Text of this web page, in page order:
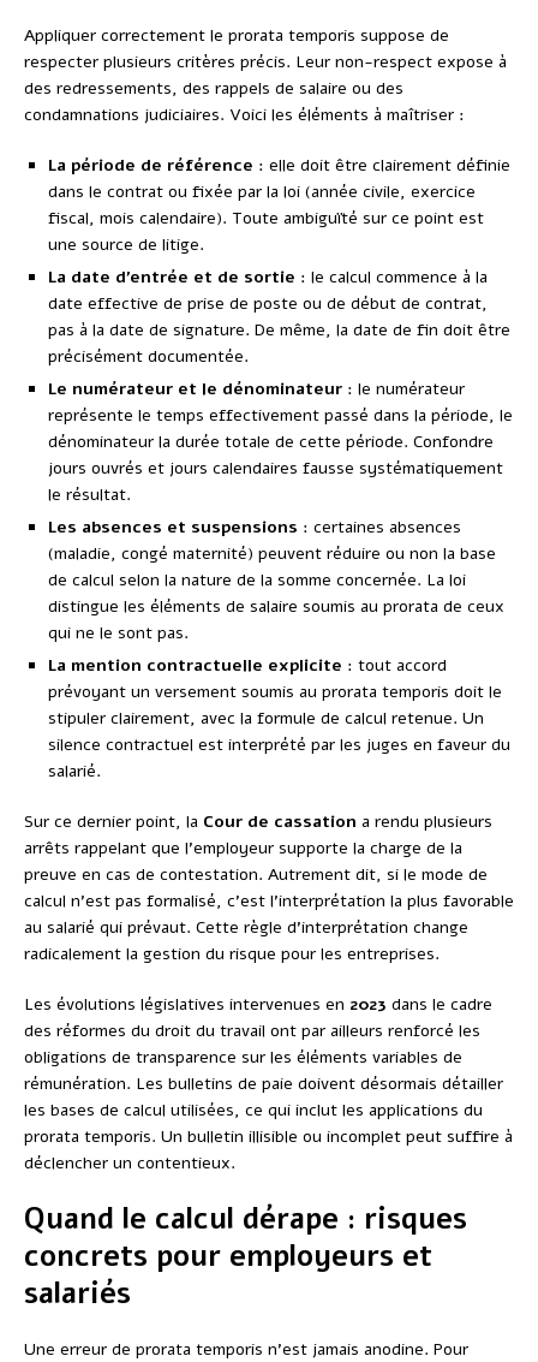
Appliquer correctement le prorata temporis suppose de
respecter plusieurs critères précis. Leur non-respect expose à
des redressements, des rappels de salaire ou des
condamnations judiciaires. Voici les éléments à maîtriser :
La période de référence : elle doit être clairement définie
dans le contrat ou fixée par la loi (année civile, exercice
fiscal, mois calendaire). Toute ambiguïté sur ce point est
une source de litige.
La date d’entrée et de sortie : le calcul commence à la
date effective de prise de poste ou de début de contrat,
pas à la date de signature. De même, la date de fin doit être
précisément documentée.
Le numérateur et le dénominateur : le numérateur
représente le temps effectivement passé dans la période, le
dénominateur la durée totale de cette période. Confondre
jours ouvrés et jours calendaires fausse systématiquement
le résultat.
Les absences et suspensions : certaines absences
(maladie, congé maternité) peuvent réduire ou non la base
de calcul selon la nature de la somme concernée. La loi
distingue les éléments de salaire soumis au prorata de ceux
qui ne le sont pas.
La mention contractuelle explicite : tout accord
prévoyant un versement soumis au prorata temporis doit le
stipuler clairement, avec la formule de calcul retenue. Un
silence contractuel est interprété par les juges en faveur du
salarié.
Sur ce dernier point, la Cour de cassation a rendu plusieurs
arrêts rappelant que l’employeur supporte la charge de la
preuve en cas de contestation. Autrement dit, si le mode de
calcul n’est pas formalisé, c’est l’interprétation la plus favorable
au salarié qui prévaut. Cette règle d’interprétation change
radicalement la gestion du risque pour les entreprises.
Les évolutions législatives intervenues en 2023 dans le cadre
des réformes du droit du travail ont par ailleurs renforcé les
obligations de transparence sur les éléments variables de
rémunération. Les bulletins de paie doivent désormais détailler
les bases de calcul utilisées, ce qui inclut les applications du
prorata temporis. Un bulletin illisible ou incomplet peut suffire à
déclencher un contentieux.
Quand le calcul dérape : risques
concrets pour employeurs et
salariés
Une erreur de prorata temporis n’est jamais anodine. Pour